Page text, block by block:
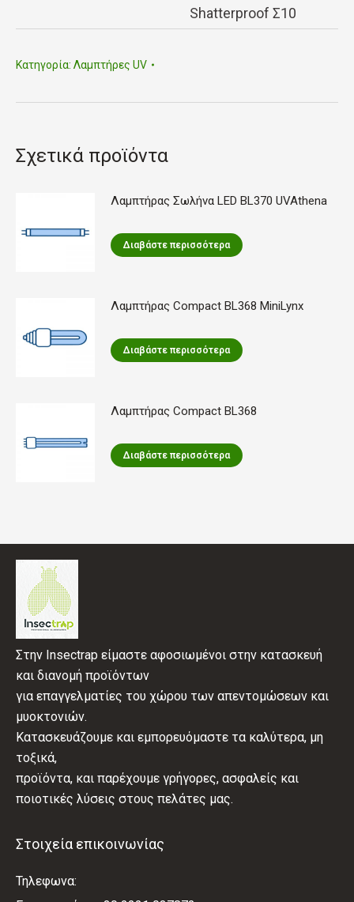
Shatterproof Σ10
Κατηγορία: Λαμπτήρες UV
Σχετικά προϊόντα
Λαμπτήρας Σωλήνα LED BL370 UVAthena
Διαβάστε περισσότερα
Λαμπτήρας Compact BL368 MiniLynx
Διαβάστε περισσότερα
Λαμπτήρας Compact BL368
Διαβάστε περισσότερα
Στην Insectrap είμαστε αφοσιωμένοι στην κατασκευή
και διανομή προϊόντων
για επαγγελματίες του χώρου των απεντομώσεων και
μυοκτονιών.
Κατασκευάζουμε και εμπορευόμαστε τα καλύτερα, μη
τοξικά,
προϊόντα, και παρέχουμε γρήγορες, ασφαλείς και
ποιοτικές λύσεις στους πελάτες μας.
Στοιχεία επικοινωνίας
Τηλεφωνα: